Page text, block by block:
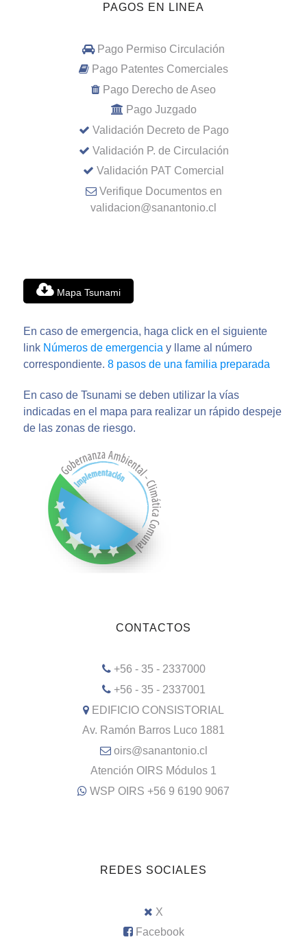
PAGOS EN LINEA
Pago Permiso Circulación
Pago Patentes Comerciales
Pago Derecho de Aseo
Pago Juzgado
Validación Decreto de Pago
Validación P. de Circulación
Validación PAT Comercial
Verifique Documentos en
validacion@sanantonio.cl
Mapa Tsunami
En caso de emergencia, haga click en el siguiente
link Números de emergencia y llame al número
correspondiente. 8 pasos de una familia preparada
En caso de Tsunami se deben utilizar la vías
indicadas en el mapa para realizar un rápido despeje
de las zonas de riesgo.
CONTACTOS
+56 - 35 - 2337000
+56 - 35 - 2337001
EDIFICIO CONSISTORIAL
Av. Ramón Barros Luco 1881
oirs@sanantonio.cl
Atención OIRS Módulos 1
WSP OIRS +56 9 6190 9067
REDES SOCIALES
X
Facebook